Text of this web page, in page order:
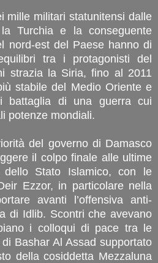
mille militari statunitensi dalle
Turchia e la conseguente
nord-est del Paese hanno di
tra i protagonisti del
strazia la Siria, fino al 2011
stabile del Medio Oriente e
battaglia di una guerra cui
potenze mondiali.
del governo di Damasco
il colpo finale alle ultime
dello Stato Islamico, con le
Ezzor, in particolare nella
avanti l’offensiva anti-
di Idlib. Scontri che avevano
i colloqui di pace tra le
Bashar Al Assad supportato
della cosiddetta Mezzaluna